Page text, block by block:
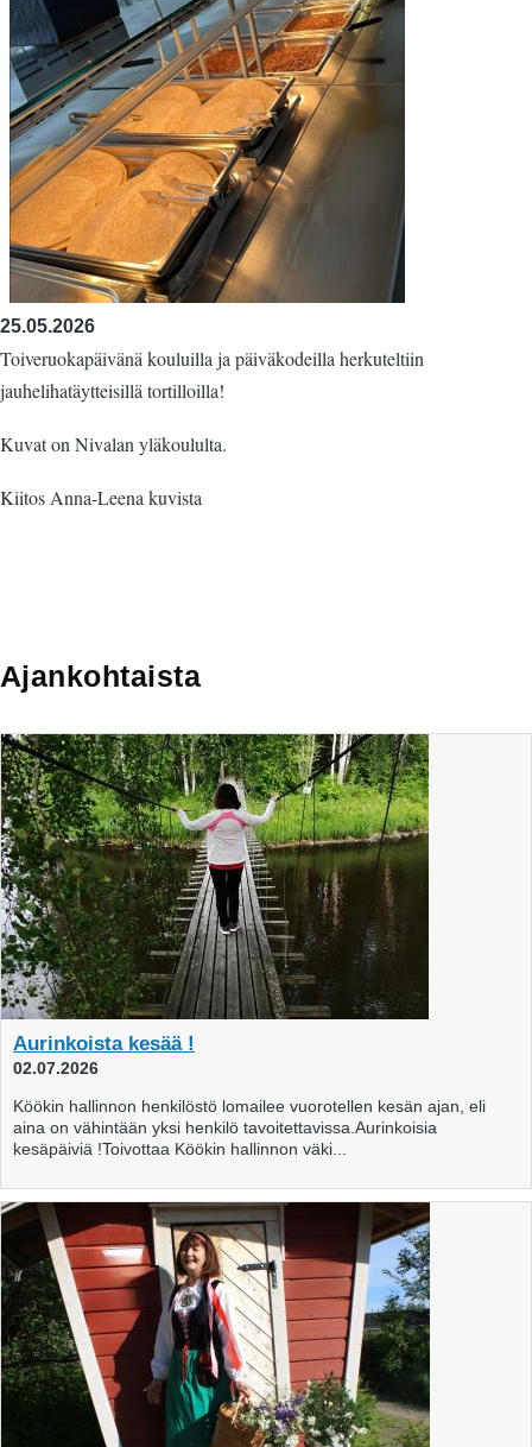
25.05.2026
Toiveruokapäivänä kouluilla ja päiväkodeilla herkuteltiin
jauhelihatäytteisillä tortilloilla!
Kuvat on Nivalan yläkoululta.
Kiitos Anna-Leena kuvista
Ajankohtaista
Aurinkoista kesää !
02.07.2026
Köökin hallinnon henkilöstö lomailee vuorotellen kesän ajan, eli
aina on vähintään yksi henkilö tavoitettavissa.Aurinkoisia
kesäpäiviä !Toivottaa Köökin hallinnon väki...